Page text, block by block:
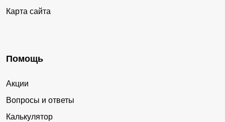
Карта сайта
Помощь
Акции
Вопросы и ответы
Калькулятор